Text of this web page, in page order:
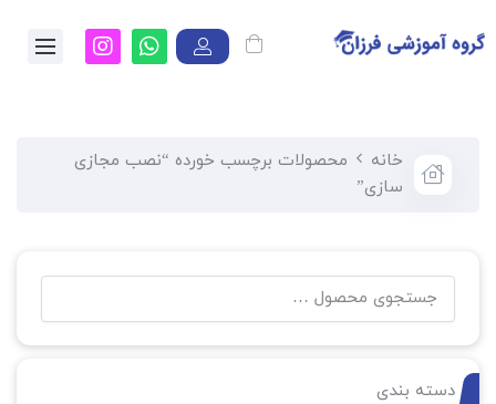
خانه
محصولات برچسب خورده “نصب مجازی
سازی”
دسته بندی